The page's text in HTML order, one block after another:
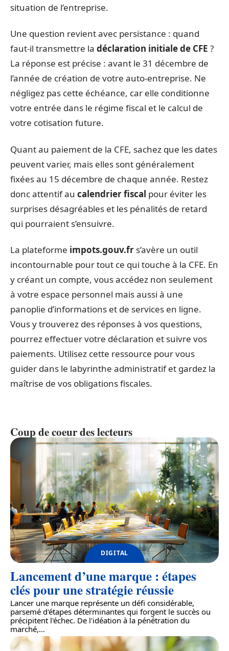
situation de l’entreprise.
Une question revient avec persistance : quand
faut-il transmettre la déclaration initiale de CFE ?
La réponse est précise : avant le 31 décembre de
l’année de création de votre auto-entreprise. Ne
négligez pas cette échéance, car elle conditionne
votre entrée dans le régime fiscal et le calcul de
votre cotisation future.
Quant au paiement de la CFE, sachez que les dates
peuvent varier, mais elles sont généralement
fixées au 15 décembre de chaque année. Restez
donc attentif au calendrier fiscal pour éviter les
surprises désagréables et les pénalités de retard
qui pourraient s’ensuivre.
La plateforme impots.gouv.fr s’avère un outil
incontournable pour tout ce qui touche à la CFE. En
y créant un compte, vous accédez non seulement
à votre espace personnel mais aussi à une
panoplie d’informations et de services en ligne.
Vous y trouverez des réponses à vos questions,
pourrez effectuer votre déclaration et suivre vos
paiements. Utilisez cette ressource pour vous
guider dans le labyrinthe administratif et gardez la
maîtrise de vos obligations fiscales.
Coup de coeur des lecteurs
DIGITAL
Lancement d’une marque : étapes
clés pour une stratégie réussie
Lancer une marque représente un défi considérable,
parsemé d'étapes déterminantes qui forgent le succès ou
précipitent l'échec. De l'idéation à la pénétration du
marché,…